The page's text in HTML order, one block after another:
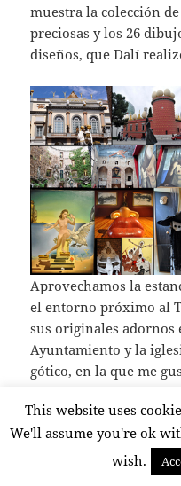
muestra la colección
preciosas y los 26
diseños, que Dalí
Aprovechamos la
el entorno próximo al
sus originales
Ayuntamiento y la
gótico, en la que me
lugar muy original al
pagar 7 €. Se trata del
(Museo del
año 1982 en las
This website uses
We'll assume you're ok
wish.